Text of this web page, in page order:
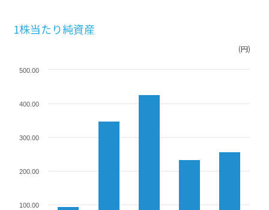
1株当たり純資産
(円)
100.00
200.00
300.00
400.00
500.00